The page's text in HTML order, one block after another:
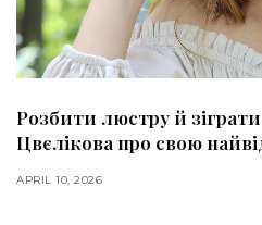
Аріна
силу